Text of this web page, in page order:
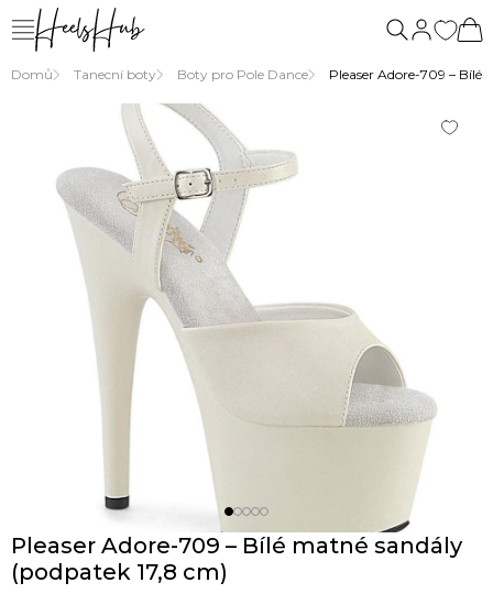
Domů Tanecní boty Boty pro Pole Dance Pleaser Adore-709 – Bílé
Pleaser Adore-709 – Bílé matné sandály
(podpatek 17,8 cm)